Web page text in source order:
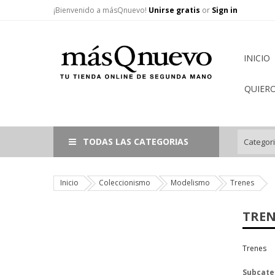
¡Bienvenido a másQnuevo! Unirse gratis or Sign in
INICIO
TODAS LAS CATEGORIAS
Inicio Coleccionismo Modelismo Trenes
Trenes